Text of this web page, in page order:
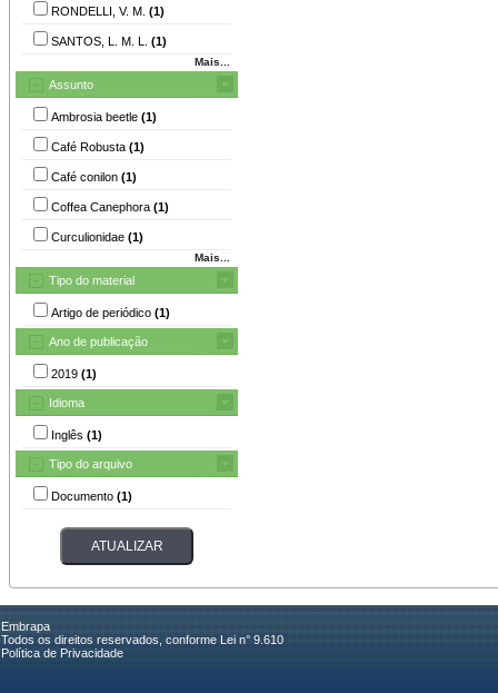
RONDELLI, V. M. (1)
SANTOS, L. M. L. (1)
Mais...
Assunto
Ambrosia beetle (1)
Café Robusta (1)
Café conilon (1)
Coffea Canephora (1)
Curculionidae (1)
Mais...
Tipo do material
Artigo de periódico (1)
Ano de publicação
2019 (1)
Idioma
Inglês (1)
Tipo do arquivo
Documento (1)
Embrapa
Todos os direitos reservados, conforme Lei n° 9.610
Política de Privacidade